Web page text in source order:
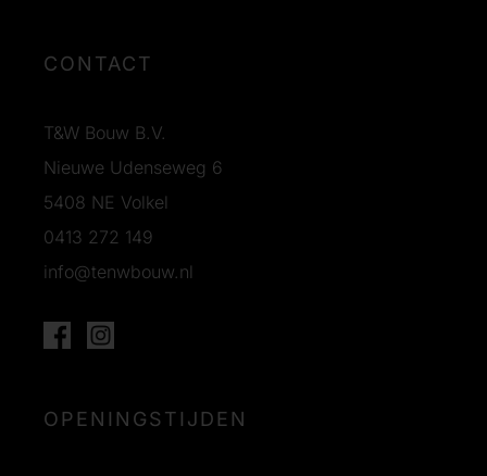
CONTACT
T&W Bouw B.V.
Nieuwe Udenseweg 6
5408 NE Volkel
0413 272 149
info@tenwbouw.nl
OPENINGSTIJDEN